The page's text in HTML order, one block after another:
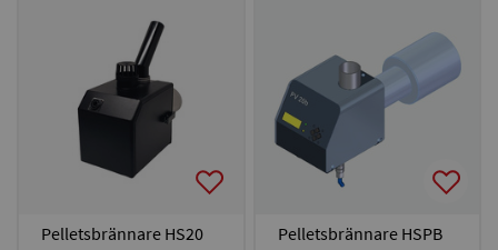
Pelletsbrännare HS20
Pelletsbrännare HSPB